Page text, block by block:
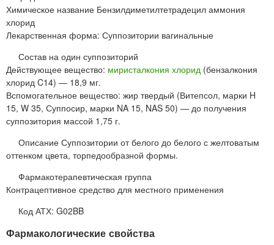
Химическое название Бензилдиметилтетрадецил аммония
хлорид
Лекарственная форма: Суппозитории вагинальные
Состав на один суппозиторий
Действующее вещество: миристалкония хлорид (бензалкония
хлорид C14) — 18,9 мг.
Вспомогательное вещество: жир твердый (Витепсол, марки H
15, W 35, Суппосир, марки NA 15, NAS 50) — до получения
суппозитория массой 1,75 г.
Описание Суппозитории от белого до белого с желтоватым
оттенком цвета, торпедообразной формы.
Фармакотерапевтическая группа
Контрацептивное средство для местного применения
Код АТХ: G02BB
Фармакологические свойства